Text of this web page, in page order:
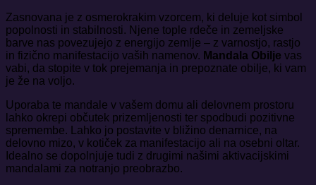
Zasnovana je z osmerokrakim vzorcem, ki deluje kot simbol
popolnosti in stabilnosti. Njene tople rdeče in zemeljske
barve nas povezujejo z energijo zemlje – z varnostjo, rastjo
in fizično manifestacijo vaših namenov. Mandala Obilje vas
vabi, da stopite v tok prejemanja in prepoznate obilje, ki vam
je že na voljo.
Uporaba te mandale v vašem domu ali delovnem prostoru
lahko okrepi občutek prizemljenosti ter spodbudi pozitivne
spremembe. Lahko jo postavite v bližino denarnice, na
delovno mizo, v kotiček za manifestacijo ali na osebni oltar.
Idealno se dopolnjuje tudi z drugimi našimi aktivacijskimi
mandalami za notranjo preobrazbo.